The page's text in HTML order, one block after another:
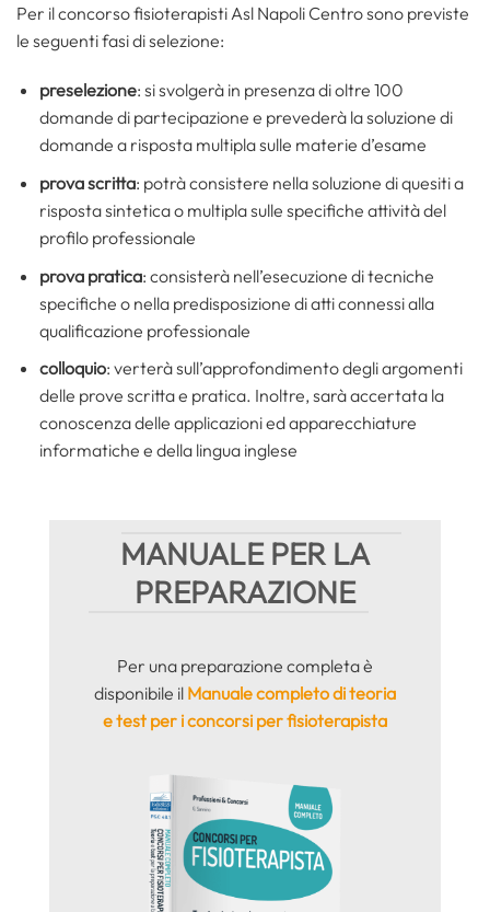
Per il concorso fisioterapisti Asl Napoli Centro sono previste
le seguenti fasi di selezione:
preselezione: si svolgerà in presenza di oltre 100
domande di partecipazione e prevederà la soluzione di
domande a risposta multipla sulle materie d’esame
prova scritta: potrà consistere nella soluzione di quesiti a
risposta sintetica o multipla sulle specifiche attività del
profilo professionale
prova pratica: consisterà nell’esecuzione di tecniche
specifiche o nella predisposizione di atti connessi alla
qualificazione professionale
colloquio: verterà sull’approfondimento degli argomenti
delle prove scritta e pratica. Inoltre, sarà accertata la
conoscenza delle applicazioni ed apparecchiature
informatiche e della lingua inglese
MANUALE PER LA
PREPARAZIONE
Per una preparazione completa è
disponibile il Manuale completo di teoria
e test per i concorsi per fisioterapista